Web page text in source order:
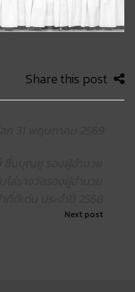
Share this post
Next post